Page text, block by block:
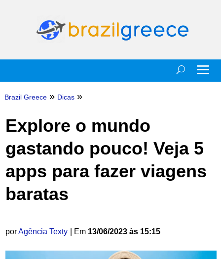
Brazil Greece » Dicas »
Explore o mundo
gastando pouco! Veja 5
apps para fazer viagens
baratas
porAgência Texty | Em 13/06/2023 às 15:15